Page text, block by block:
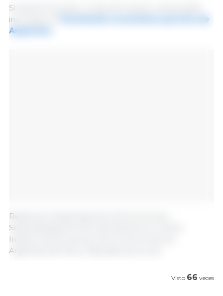
Si quieres acceder a más información relacionada
inscríbete al
Termómetro económico porcino de
Argentina
Redacción Departamento de Economía y
Sostenibilidad de 333 Latinoamérica | Fuente:
Instituto de Promoción de la Carne Vacuna
Argentina (IPCVA) | https://ipcva.com.ar/
Visto 66 veces